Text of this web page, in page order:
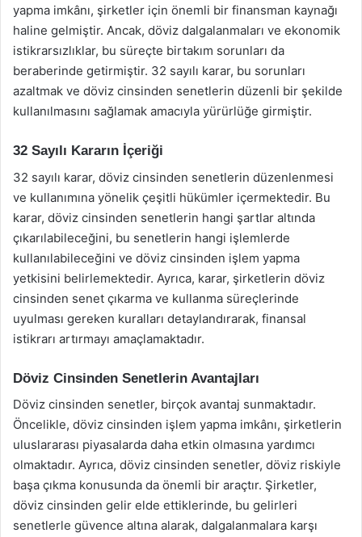
yapma imkânı, şirketler için önemli bir finansman kaynağı
haline gelmiştir. Ancak, döviz dalgalanmaları ve ekonomik
istikrarsızlıklar, bu süreçte birtakım sorunları da
beraberinde getirmiştir. 32 sayılı karar, bu sorunları
azaltmak ve döviz cinsinden senetlerin düzenli bir şekilde
kullanılmasını sağlamak amacıyla yürürlüğe girmiştir.
32 Sayılı Kararın İçeriği
32 sayılı karar, döviz cinsinden senetlerin düzenlenmesi
ve kullanımına yönelik çeşitli hükümler içermektedir. Bu
karar, döviz cinsinden senetlerin hangi şartlar altında
çıkarılabileceğini, bu senetlerin hangi işlemlerde
kullanılabileceğini ve döviz cinsinden işlem yapma
yetkisini belirlemektedir. Ayrıca, karar, şirketlerin döviz
cinsinden senet çıkarma ve kullanma süreçlerinde
uyulması gereken kuralları detaylandırarak, finansal
istikrarı artırmayı amaçlamaktadır.
Döviz Cinsinden Senetlerin Avantajları
Döviz cinsinden senetler, birçok avantaj sunmaktadır.
Öncelikle, döviz cinsinden işlem yapma imkânı, şirketlerin
uluslararası piyasalarda daha etkin olmasına yardımcı
olmaktadır. Ayrıca, döviz cinsinden senetler, döviz riskiyle
başa çıkma konusunda da önemli bir araçtır. Şirketler,
döviz cinsinden gelir elde ettiklerinde, bu gelirleri
senetlerle güvence altına alarak, dalgalanmalara karşı